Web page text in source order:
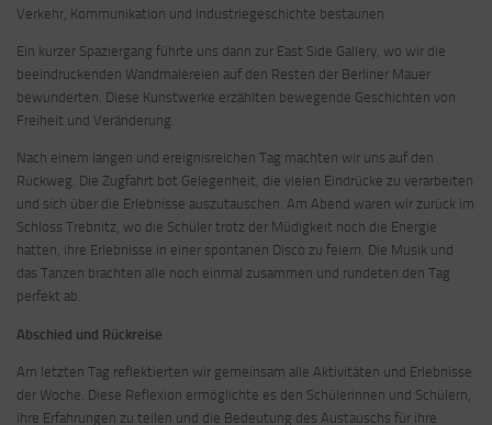
Verkehr, Kommunikation und Industriegeschichte bestaunen
Ein kurzer Spaziergang führte uns dann zur East Side Gallery, wo wir die
beeindruckenden Wandmalereien auf den Resten der Berliner Mauer
bewunderten. Diese Kunstwerke erzählten bewegende Geschichten von
Freiheit und Veränderung.
Nach einem langen und ereignisreichen Tag machten wir uns auf den
Rückweg. Die Zugfahrt bot Gelegenheit, die vielen Eindrücke zu verarbeiten
und sich über die Erlebnisse auszutauschen. Am Abend waren wir zurück im
Schloss Trebnitz, wo die Schüler trotz der Müdigkeit noch die Energie
hatten, ihre Erlebnisse in einer spontanen Disco zu feiern. Die Musik und
das Tanzen brachten alle noch einmal zusammen und rundeten den Tag
perfekt ab.
Abschied und Rückreise
Am letzten Tag reflektierten wir gemeinsam alle Aktivitäten und Erlebnisse
der Woche. Diese Reflexion ermöglichte es den Schülerinnen und Schülern,
ihre Erfahrungen zu teilen und die Bedeutung des Austauschs für ihre